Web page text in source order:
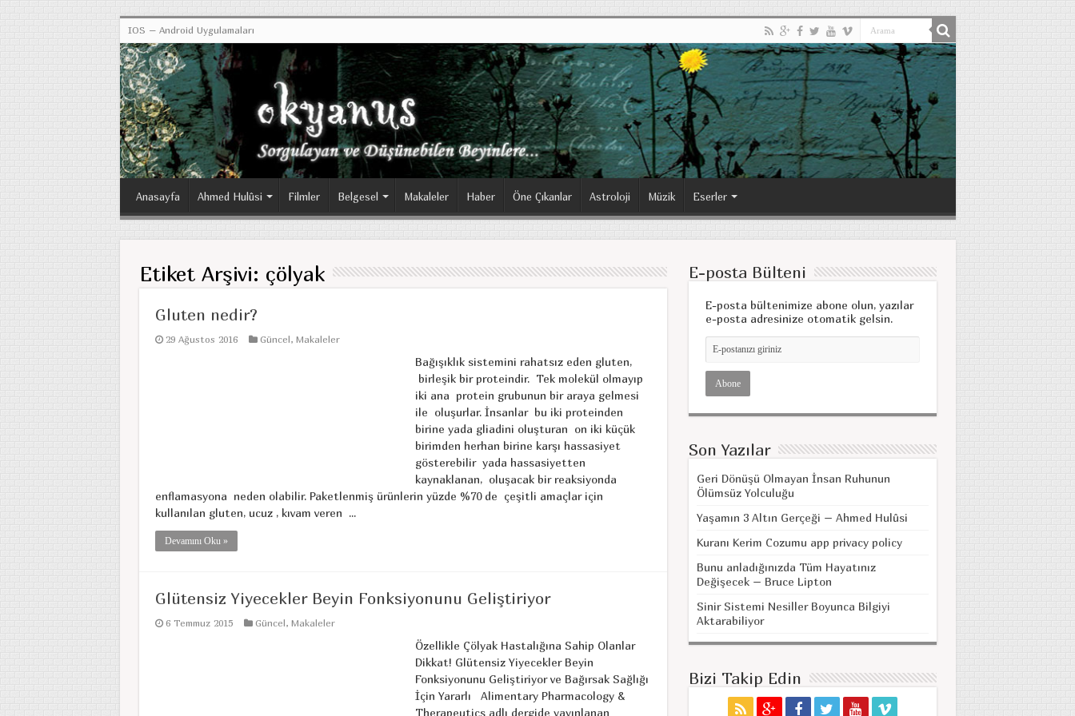
IOS – Android Uygulamaları
Anasayfa Ahmed Hulûsi Filmler Belgesel Makaleler Haber Öne Çıkanlar Astroloji Müzik Eserler
Etiket Arşivi: çölyak
Gluten nedir?
29 Ağustos 2016 Güncel, Makaleler
Bağışıklık sistemini rahatsız eden gluten,
birleşik bir proteindir. Tek molekül olmayıp
iki ana protein grubunun bir araya gelmesi
ile oluşurlar. İnsanlar bu iki proteinden
birine yada gliadini oluşturan on iki küçük
birimden herhan birine karşı hassasiyet
gösterebilir yada hassasiyetten
kaynaklanan, oluşacak bir reaksiyonda
enflamasyona neden olabilir. Paketlenmiş ürünlerin yüzde %70 de çeşitli amaçlar için
kullanılan gluten, ucuz , kıvam veren ...
Devamını Oku »
Glütensiz Yiyecekler Beyin Fonksiyonunu Geliştiriyor
6 Temmuz 2015 Güncel, Makaleler
Özellikle Çölyak Hastalığına Sahip Olanlar
Dikkat! Glütensiz Yiyecekler Beyin
Fonksiyonunu Geliştiriyor ve Bağırsak Sağlığı
İçin Yararlı Alimentary Pharmacology &
Therapeutics adlı dergide yayınlanan
E-posta Bülteni
E-posta bültenimize abone olun, yazılar
e-posta adresinize otomatik gelsin.
Son Yazılar
Geri Dönüşü Olmayan İnsan Ruhunun
Ölümsüz Yolculuğu
Yaşamın 3 Altın Gerçeği – Ahmed Hulûsi
Kuranı Kerim Cozumu app privacy policy
Bunu anladığınızda Tüm Hayatınız
Değişecek – Bruce Lipton
Sinir Sistemi Nesiller Boyunca Bilgiyi
Aktarabiliyor
Bizi Takip Edin